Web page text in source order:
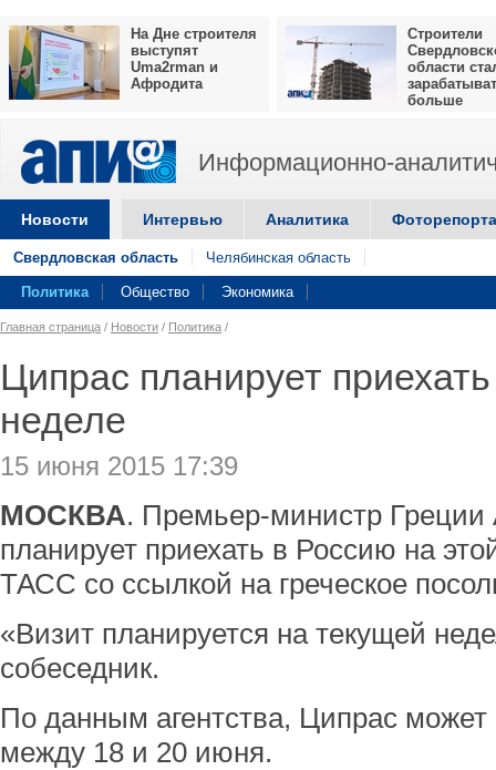
На Дне строителя
выступят
Uma2rman и
Афродита
Строители
области
больше
Информационно-
Новости Интервью Аналитика
Свердловская область Челябинская область
Политика Общество Экономика
Главная страница / Новости / Политика /
Ципрас планирует
неделе
15 июня 2015 17:39
МОСКВА. Премьер-министр Греции
планирует приехать в Россию на
ТАСС со ссылкой на греческое
«Визит планируется на текущей
собеседник.
По данным агентства, Ципрас может
между 18 и 20 июня.